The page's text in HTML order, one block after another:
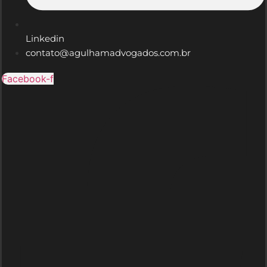
Linkedin
contato@agulhamadvogados.com.br
Facebook-f